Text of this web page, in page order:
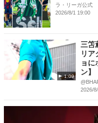
ラ・リーガ公式
2026/8/1 19:00
1:09
三笘
リア
ョに
ン】
2026/